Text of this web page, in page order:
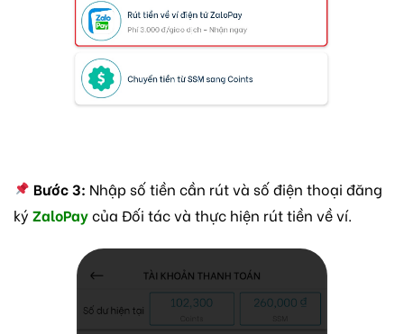
Bước 3: Nhập số tiền cần rút và số điện thoại đăng
ký ZaloPaycủa Đối tác và thực hiện rút tiền về ví.